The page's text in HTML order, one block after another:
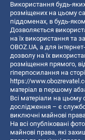
Використання будь-
розміщених на цьому
піддоменах, в будь-
Дозволяється
на їх використання та
OBOZ.UA, а для
дозволу на їх
розміщення прямого,
гіперпосилання на
https://
матеріал в першому
Всі матеріали на цьому
дослідження – є
виключні майнові
На всі опубліковані
майнові права, які